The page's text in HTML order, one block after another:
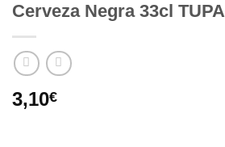
Cerveza Negra 33cl TUPA
3,10€